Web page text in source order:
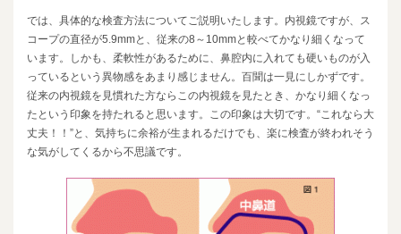
では、具体的な検査方法についてご説明いたします。内視鏡ですが、ス
コープの直径が5.9mmと、従来の8～10mmと較べてかなり細くなって
います。しかも、柔軟性があるために、鼻腔内に入れても硬いものが入
っているという異物感をあまり感じません。百聞は一見にしかずです。
従来の内視鏡を見慣れた方ならこの内視鏡を見たとき、かなり細くなっ
たという印象を持たれると思います。この印象は大切です。“これなら大
丈夫！！”と、気持ちに余裕が生まれるだけでも、楽に検査が終われそう
な気がしてくるから不思議です。